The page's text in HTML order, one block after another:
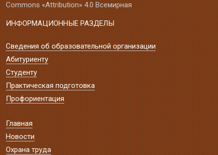
Commons «Attribution» 4.0 Всемирная
ИНФОРМАЦИОННЫЕ РАЗДЕЛЫ
Сведения об образовательной организации
Абитуриенту
Студенту
Практическая подготовка
Профориентация
Главная
Новости
Охрана труда